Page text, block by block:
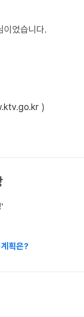
이었습니다.
)
'
계획은?